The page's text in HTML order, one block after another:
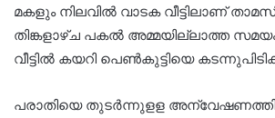
മകളും നിലവിൽ വാടക വീട്ടിലാണ്
തിങ്കളാഴ്ച പകൽ അമ്മയില്ലാത്ത
വീട്ടിൽ കയറി പെൺകുട്ടിയെ
പരാതിയെ തുടർന്നുളള